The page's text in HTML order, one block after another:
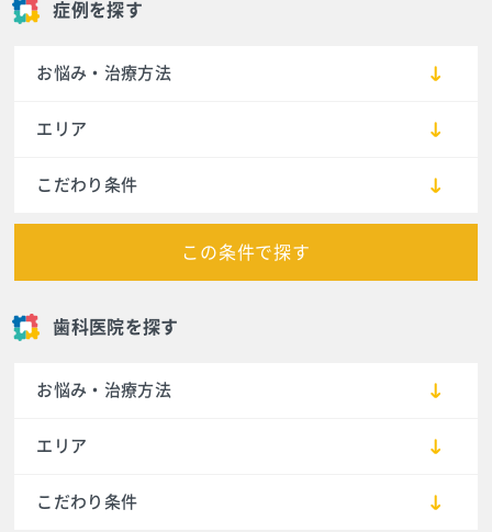
症例を探す
お悩み・治療方法
エリア
こだわり条件
この条件で探す
歯科医院を探す
お悩み・治療方法
エリア
こだわり条件